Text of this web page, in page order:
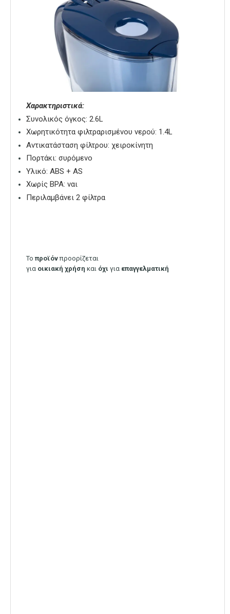
Χαρακτηριστικά:
Συνολικός όγκος: 2.6L
Xωρητικότητα φιλτραρισμένου νερού: 1.4L
Αντικατάσταση φίλτρου: χειροκίνητη
Πορτάκι: συρόμενο
Υλικό: ABS + AS
Χωρίς ΒΡΑ: ναι
Περιλαμβάνει 2 φίλτρα
Τοπροϊόνπροορίζεται
για οικιακή χρήση και όχι για επαγγελματική